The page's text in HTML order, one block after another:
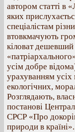
автором статті в
яких
спеціалістам
втовкмачують
кіловат дешевший
усім добре
урахуванням усіх
екологічних,
Розглядають,
постанові
СРСР «Про
природи в країні».